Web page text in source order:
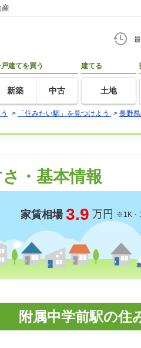
建てを買う
新築 中古
建てる
土地
> 「住みたい駅」を見つけよう > 長野
・基本情報
家賃相場 3.9 万円 ※1K・
附属中学前駅の住